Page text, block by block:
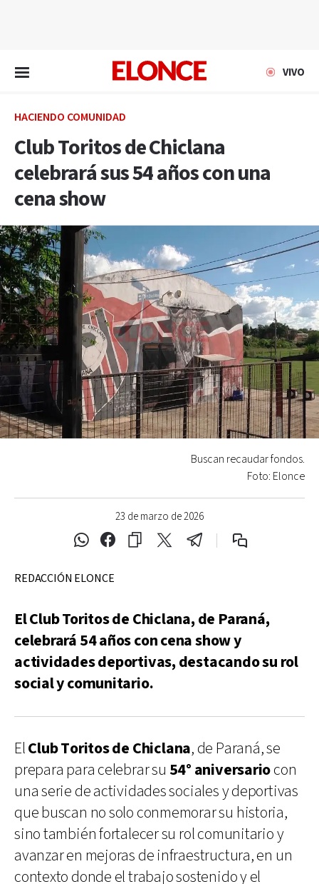
VIVO
HACIENDO COMUNIDAD
Club Toritos de Chiclana
celebrará sus 54 años con una
cena show
23 de marzo de 2026
Buscan recaudar fondos.
Foto: Elonce
REDACCIÓN ELONCE
El Club Toritos de Chiclana, de Paraná,
celebrará 54 años con cena show y
actividades deportivas, destacando su rol
social y comunitario.
ElClub Toritos de Chiclana, de Paraná, se
prepara para celebrar su 54° aniversariocon
una serie de actividades sociales y deportivas
que buscan no solo conmemorar su historia,
sino también fortalecer su rol comunitario y
avanzar en mejoras de infraestructura, en un
contexto donde el trabajo sostenido y el